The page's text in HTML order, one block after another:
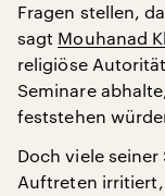
Fragen stellen,
sagt Mouhanad
religiöse
Seminare
feststehen
Doch viele
Auftreten irritiert,